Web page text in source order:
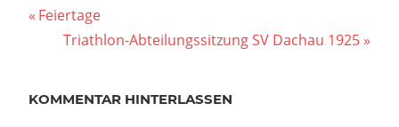
Beitragsnavigation
Vorheriger
Beitrag:
Feiertage
Nächster
Triathlon-Abteilungssitzung SV Dachau 1925
KOMMENTAR HINTERLASSEN